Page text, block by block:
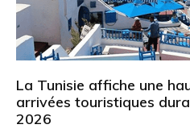
La Tunisie affiche une
arrivées touristiques
2026